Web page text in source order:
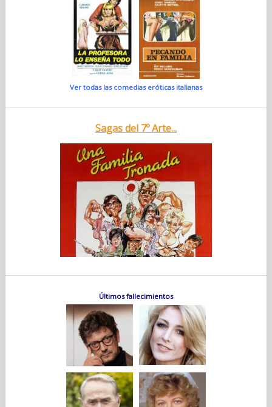
Ver todas las comedias eróticas italianas
Sagas del 7º Arte...
Últimos fallecimientos